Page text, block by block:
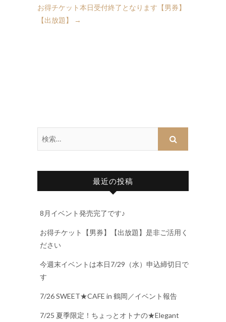
お得チケット本日受付終了となります【男券】
【出放題】
→
最近の投稿
8月イベント発売完了です♪
お得チケット【男券】【出放題】是非ご活用く
ださい
今週末イベントは本日7/29（水）申込締切日で
す
7/26 SWEET★CAFE in 鶴岡／イベント報告
7/25 夏季限定！ちょっとオトナの★Elegant